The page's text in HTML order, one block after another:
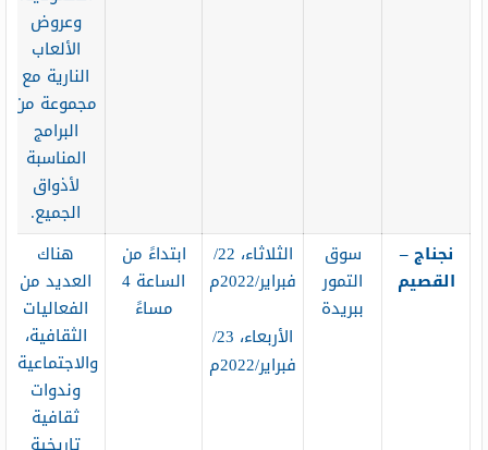
وعروض
الألعاب
النارية مع
مجموعة من
البرامج
المناسبة
لأذواق
الجميع.
نجناج –
القصيم
سوق
التمور
ببريدة
الثلاثاء، 22/
فبراير/2022م
الأربعاء، 23/
فبراير/2022م
ابتداءً من
الساعة 4
مساءً
هناك
العديد من
الفعاليات
الثقافية،
والاجتماعية،
وندوات
ثقافية